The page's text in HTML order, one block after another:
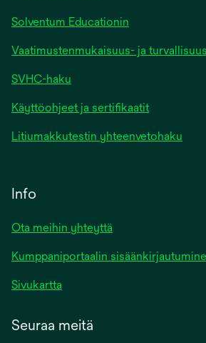
Solventum Educationin
Vaatimustenmukaisuus- ja
SVHC-haku
Käyttöohjeet ja sertifikaatit
Litiumakkutestin yhteenvetohaku
Info
Ota meihin yhteyttä
Kumppaniportaalin
Sivukartta
Seuraa meitä